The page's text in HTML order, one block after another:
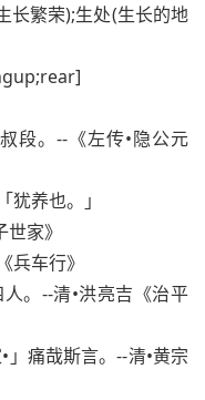
长繁荣);生处(生长的地
段。--《左传•隐公元
犹养也。」
家》
兵车行》
。--清•洪亮吉《治平
痛哉斯言。--清•黄宗